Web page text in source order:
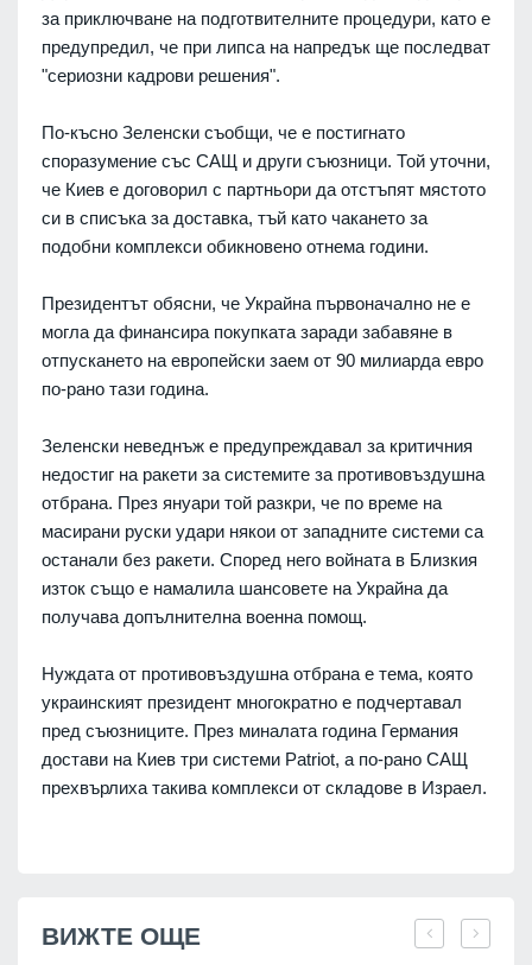
за приключване на подготвителните процедури, като е
предупредил, че при липса на напредък ще последват
"сериозни кадрови решения".
По-късно Зеленски съобщи, че е постигнато
споразумение със САЩ и други съюзници. Той уточни,
че Киев е договорил с партньори да отстъпят мястото
си в списъка за доставка, тъй като чакането за
подобни комплекси обикновено отнема години.
Президентът обясни, че Украйна първоначално не е
могла да финансира покупката заради забавяне в
отпускането на европейски заем от 90 милиарда евро
по-рано тази година.
Зеленски неведнъж е предупреждавал за критичния
недостиг на ракети за системите за противовъздушна
отбрана. През януари той разкри, че по време на
масирани руски удари някои от западните системи са
останали без ракети. Според него войната в Близкия
изток също е намалила шансовете на Украйна да
получава допълнителна военна помощ.
Нуждата от противовъздушна отбрана е тема, която
украинският президент многократно е подчертавал
пред съюзниците. През миналата година Германия
достави на Киев три системи Patriot, а по-рано САЩ
прехвърлиха такива комплекси от складове в Израел.
ВИЖТЕ ОЩЕ